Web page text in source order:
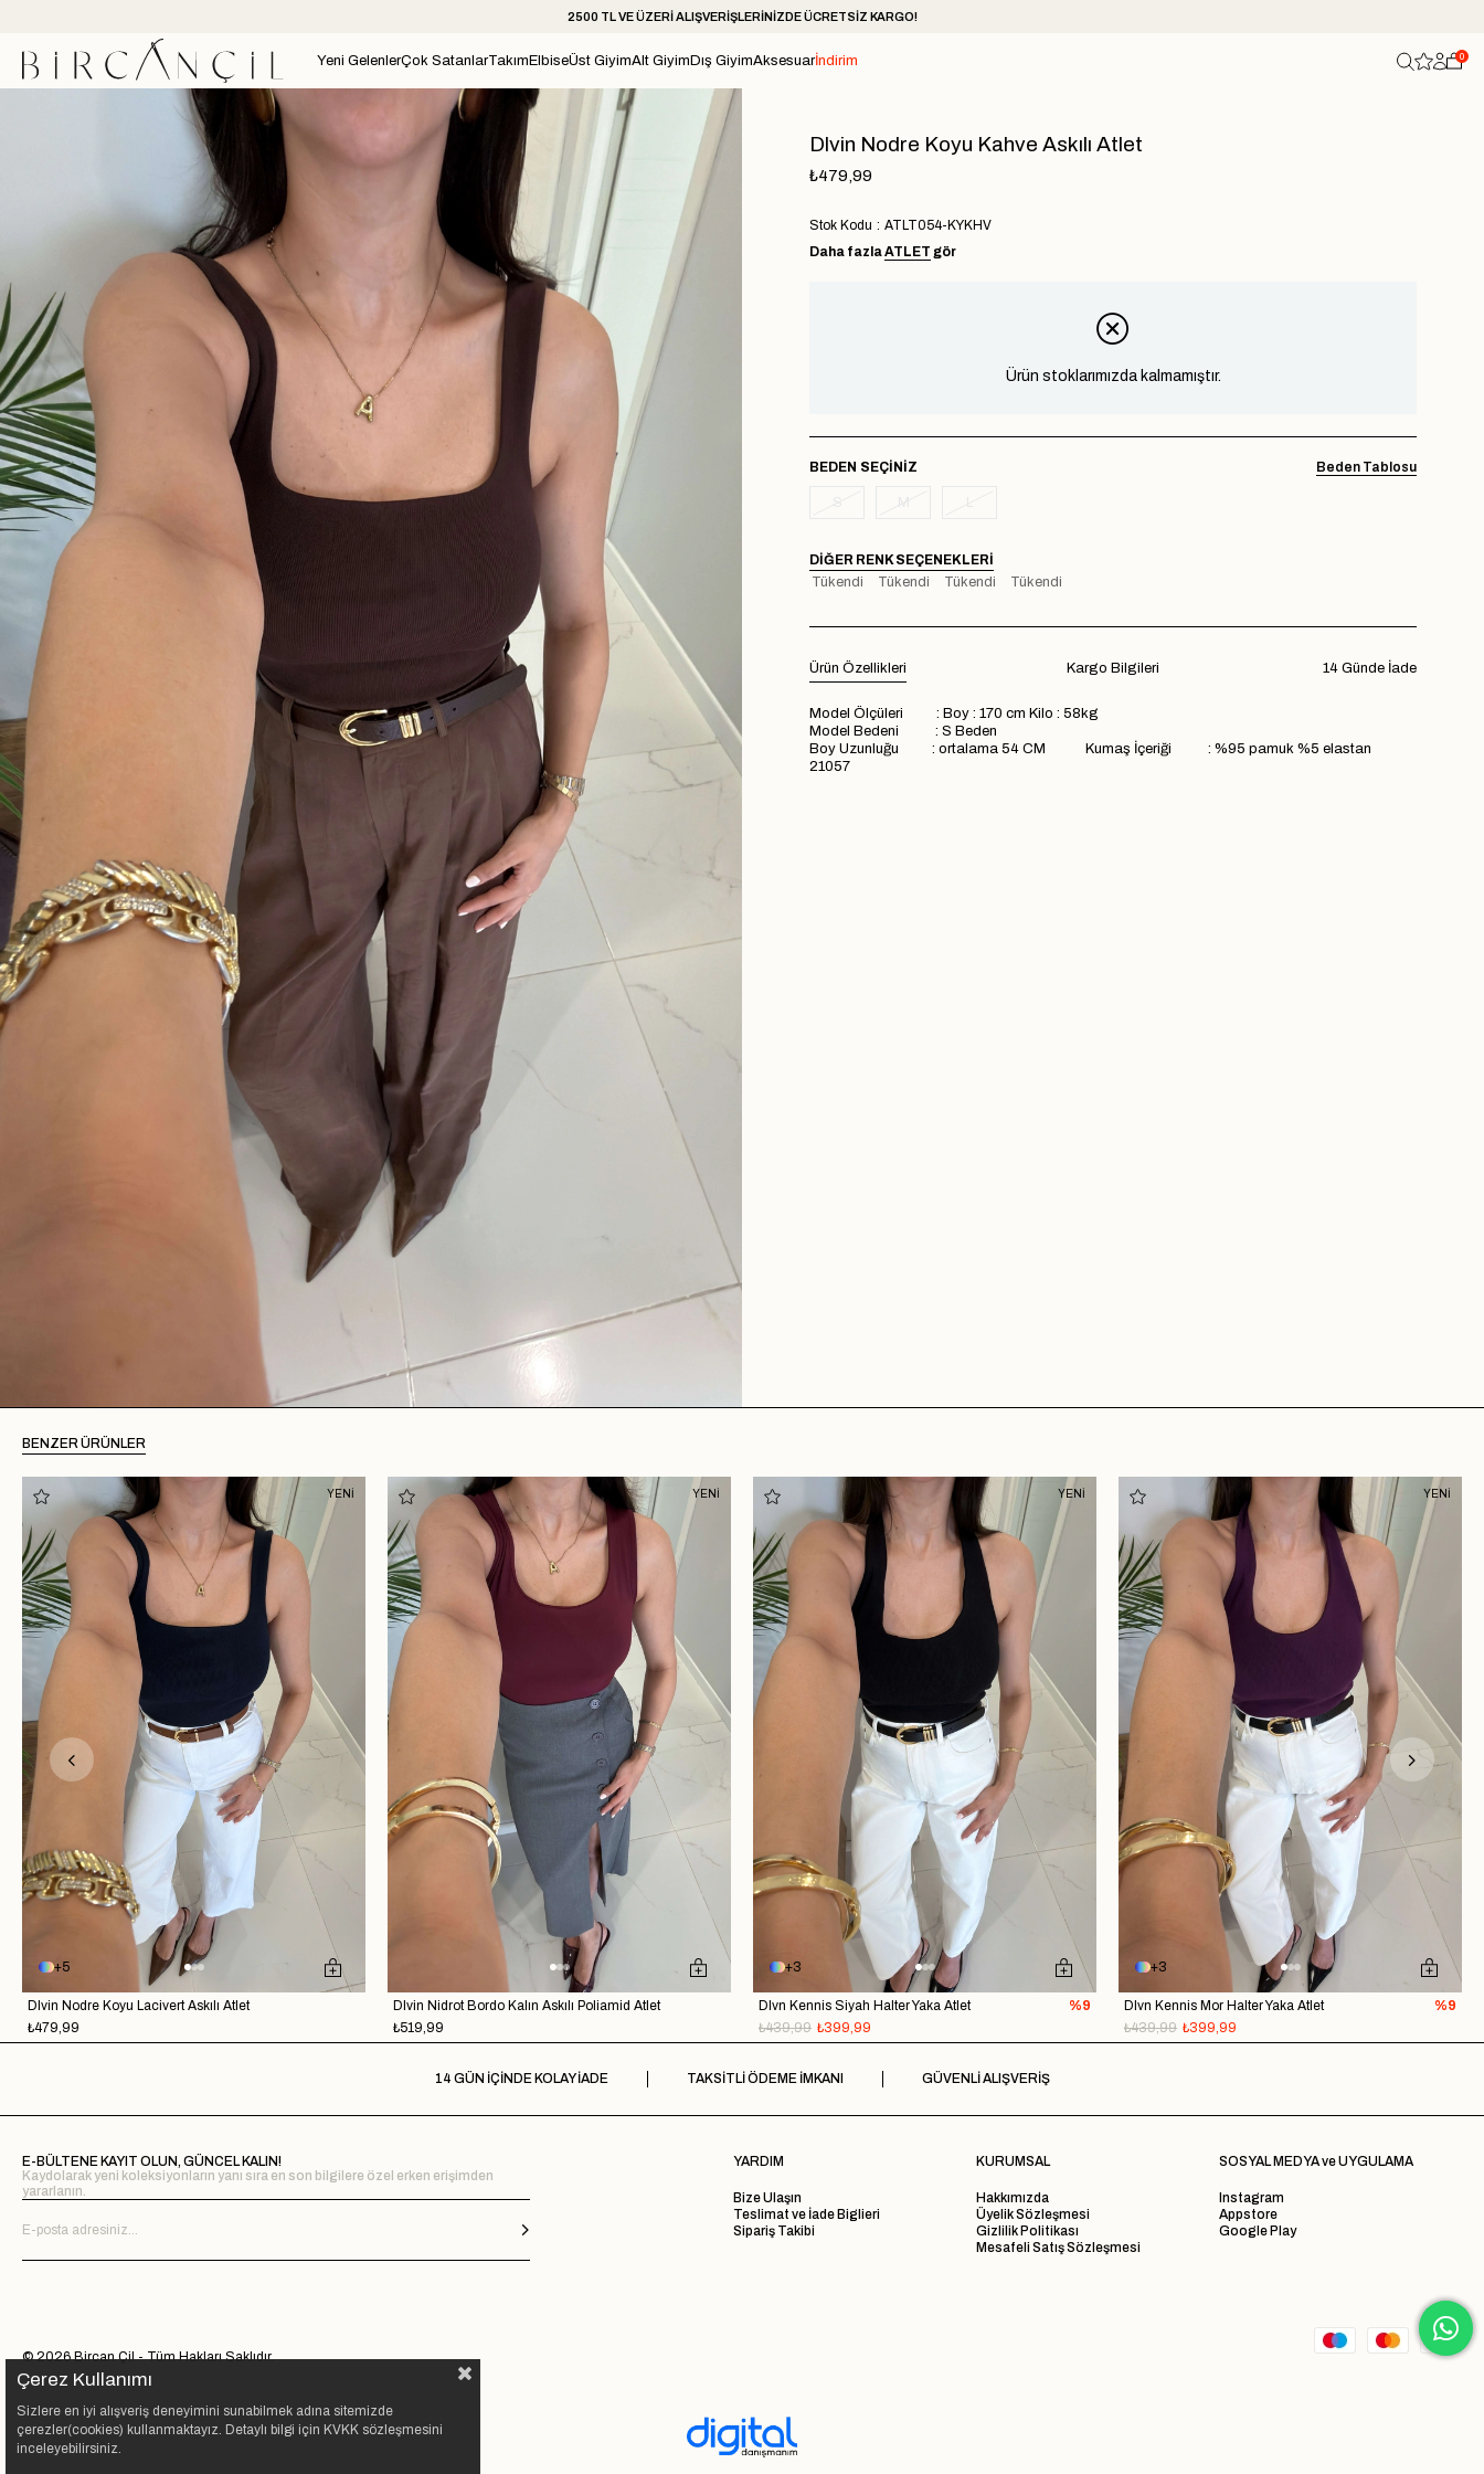
2500 TL VE ÜZERİ ALIŞVERİŞLERİNİZDE ÜCRETSİZ KARGO!
Yeni GelenlerÇok SatanlarTakım ElbiseÜst GiyimAlt Giyim Dış GiyimAksesuarİndirim 0
Dlvin Nodre Koyu Kahve Askılı Atlet
₺479,99
Stok Kodu
ATLT054-KYKHV
Daha fazlaATLET gör
Ürün stoklarımızda kalmamıştır.
Beden Tablosu
BEDEN
DIĞER RENK SEÇENEKLERI
Tükendi
Tükendi Tükendi Tükendi
Ürün Özellikleri 14 Günde İade
Kargo Bilgileri
Model Ölçüleri : Boy : 170 cm Kilo : 58kg
Model Bedeni : S Beden
Boy Uzunluğu : ortalama 54 CM Kumaş İçeriği : %95 pamuk %5 elastan
21057
BENZER ÜRÜNLER
5
Dlvin Nodre Koyu Lacivert Askılı Atlet
₺479,99
YENİ
Dlvin Nidrot Bordo Kalın Askılı Poliamid Atlet
₺519,99
YENİ
3
Dlvn Kennis Siyah Halter Yaka Atlet
₺399,99
₺439,99
%9
YENİ
3
Dlvn Kennis Mor Halter Yaka Atlet
₺399,99
₺439,99
%9
YENİ
14 GÜN İÇİNDE KOLAY İADE TAKSİTLİ ÖDEME İMKANI GÜVENLİ ALIŞVERİŞ
E-BÜLTENE KAYIT OLUN, GÜNCEL KALIN!
Kaydolarak yeni koleksiyonların yanı sıra en son bilgilere özel erken erişimden
yararlanın.
YARDIM
Bize Ulaşın
Teslimat ve İade Biglieri
Sipariş Takibi
KURUMSAL
Hakkımızda
Üyelik Sözleşmesi
Gizlilik Politikası
Mesafeli Satış Sözleşmesi
SOSYAL MEDYA ve UYGULAMA
Instagram
Appstore
Google Play
© 2026 Bircan Çil - Tüm Hakları Saklıdır.
Çerez Kullanımı
Sizlere en iyi alışveriş deneyimini sunabilmek adına sitemizde
çerezler(cookies) kullanmaktayız. Detaylı bilgi için KVKK sözleşmesini
inceleyebilirsiniz.